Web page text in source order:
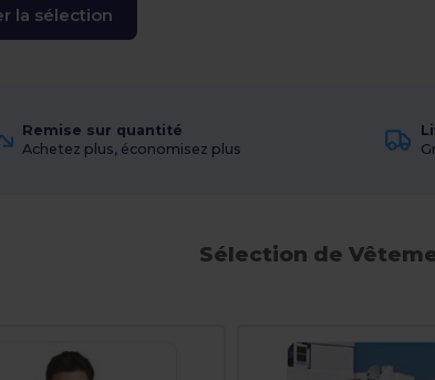
la sélection
Remise sur quantité
Achetez plus, économisez plus
Sélection de